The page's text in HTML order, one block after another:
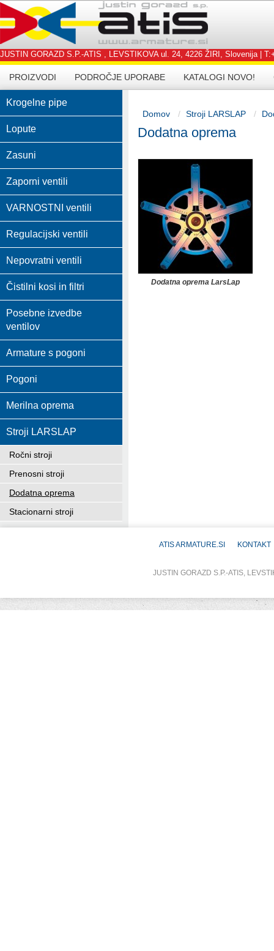
JUSTIN GORAZD S.P.-ATIS , LEVSTIKOVA ul. 24, 4226 ŽIRI, Slovenija |
PROIZVODI PODROČJE UPORABE KATALOGI NOVO!
Krogelne pipe
Lopute
Zasuni
Zaporni ventili
VARNOSTNI ventili
Regulacijski ventili
Nepovratni ventili
Čistilni kosi in filtri
Posebne izvedbe
ventilov
Armature s pogoni
Pogoni
Merilna oprema
Stroji LARSLAP
Ročni stroji
Prenosni stroji
Dodatna oprema
Stacionarni stroji
Domov Stroji LARSLAP
Dodatna oprema
Dodatna oprema LarsLap
ATIS ARMATURE.SI KONTAKT
JUSTIN GORAZD S.P.-ATIS,